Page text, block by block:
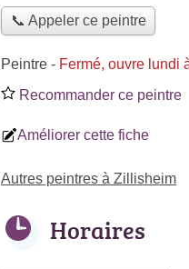
📞 Appeler ce peintre
Peintre - Fermé, ouvre lundi
Recommander ce peintre
Améliorer cette fiche
Autres peintres à Zillisheim
Horaires